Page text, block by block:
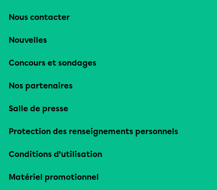
Nous contacter
Nouvelles
Concours et sondages
Nos partenaires
Salle de presse
Protection des renseignements personnels
Conditions d’utilisation
Matériel promotionnel